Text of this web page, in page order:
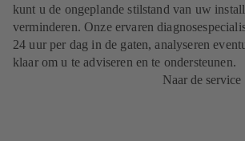
kunt u de ongeplande stilstand van uw
verminderen. Onze ervaren
24 uur per dag in de gaten, analyseren
klaar om u te adviseren en te ondersteunen.
Naar de service